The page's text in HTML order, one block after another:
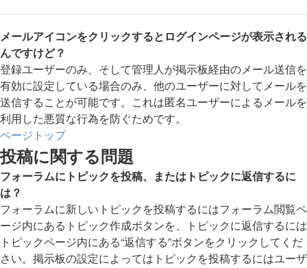
メールアイコンをクリックするとログインページが表示される
んですけど？
登録ユーザーのみ、そして管理人が掲示板経由のメール送信を
有効に設定している場合のみ、他のユーザーに対してメールを
送信することが可能です。これは匿名ユーザーによるメールを
利用した悪質な行為を防ぐためです。
ページトップ
投稿に関する問題
フォーラムにトピックを投稿、またはトピックに返信するに
は？
フォーラムに新しいトピックを投稿するにはフォーラム閲覧ペ
ージ内にあるトピック作成ボタンを、トピックに返信するには
トピックページ内にある“返信する”ボタンをクリックしてくだ
さい。掲示板の設定によってはトピックを投稿するにはユーザ